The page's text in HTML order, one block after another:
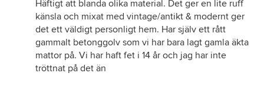
Häftigt att blanda olika material. Det ger en lite ruff
känsla och mixat med vintage/antikt & modernt ger
det ett väldigt personligt hem. Har själv ett rått
gammalt betonggolv som vi har bara lagt gamla äkta
mattor på. Vi har haft fet i 14 år och jag har inte
tröttnat på det än